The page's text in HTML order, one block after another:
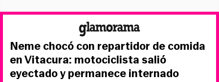
Neme chocó con repartidor de comida
en Vitacura: motociclista salió
eyectado y permanece internado